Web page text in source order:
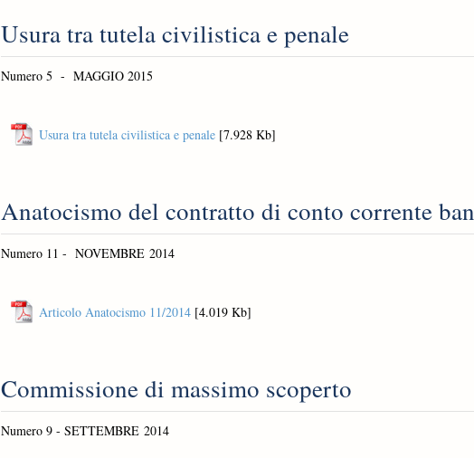
Usura tra tutela civilistica e penale
Numero 5 - MAGGIO 2015
Usura tra tutela civilistica e penale [7.928 Kb]
Anatocismo del contratto di conto corrente
Numero 11 - NOVEMBRE 2014
Articolo Anatocismo 11/2014 [4.019 Kb]
Commissione di massimo scoperto
Numero 9 - SETTEMBRE 2014